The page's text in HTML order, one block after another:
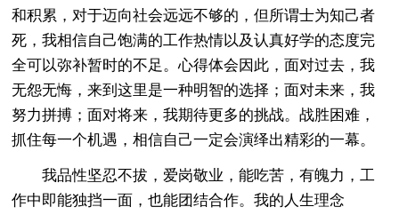
和积累，对于迈向社会远远不够的，但所谓士为知己者
死，我相信自己饱满的工作热情以及认真好学的态度完
全可以弥补暂时的不足。心得体会因此，面对过去，我
无怨无悔，来到这里是一种明智的选择；面对未来，我
努力拼搏；面对将来，我期待更多的挑战。战胜困难，
抓住每一个机遇，相信自己一定会演绎出精彩的一幕。
我品性坚忍不拔，爱岗敬业，能吃苦，有魄力，工
作中即能独挡一面，也能团结合作。我的人生理念